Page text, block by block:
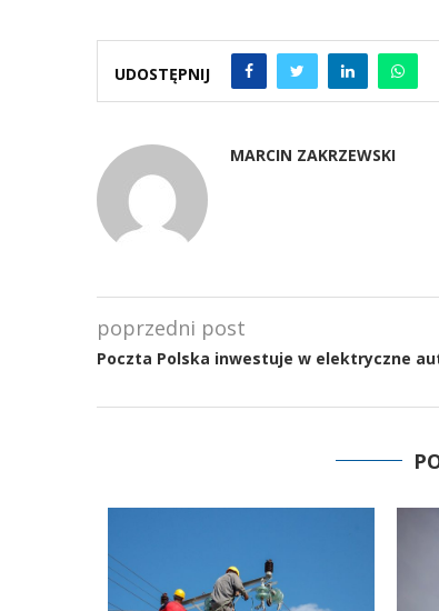
UDOSTĘPNIJ
MARCIN ZAKRZEWSKI
poprzedni post
Poczta Polska inwestuje w elektryczne